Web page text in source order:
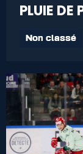
PLUIE DE
Non classé